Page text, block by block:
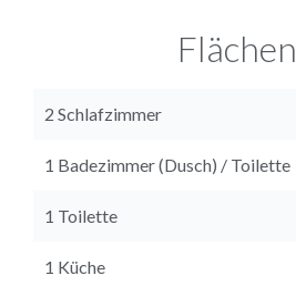
Flächen
2 Schlafzimmer
1 Badezimmer (Dusch) / Toilette
1 Toilette
1 Küche